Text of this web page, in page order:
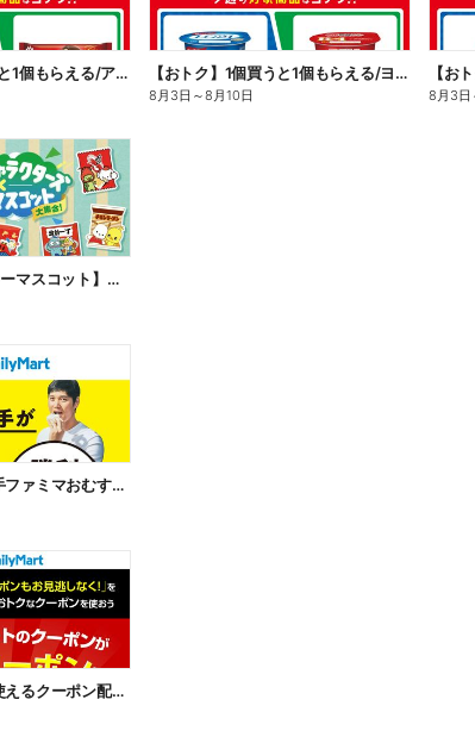
【おトク】1個買うと1個もらえる/アイス 【おトク】1個買うと1個もらえる/ヨーグルト
8月3日 ～8月10日
【お
8月3日
【サンリオ×メーカーマスコット】オリジナルグッズ貰える!
【おトク】大谷選手ファミマおむすび割
【おトク】お店で使えるクーポン配信中